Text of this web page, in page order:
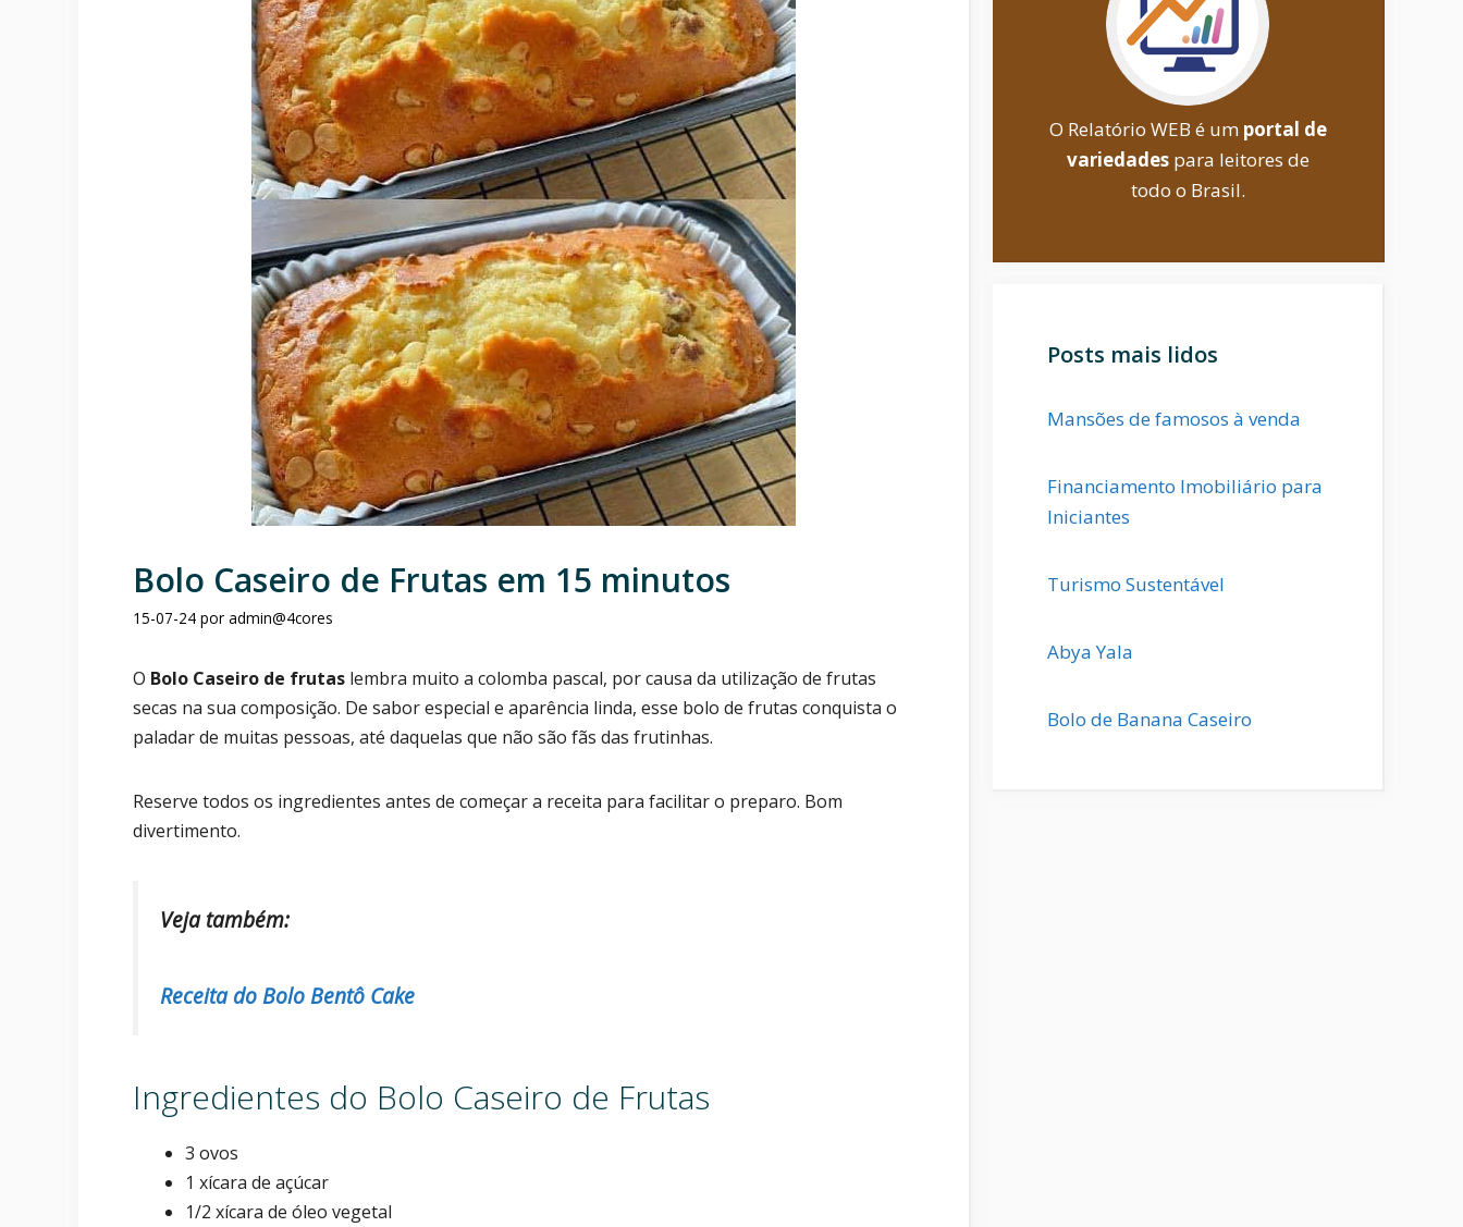
Bolo Caseiro de Frutas em 15 minutos
15-07-24 por admin@4cores
O Bolo Caseiro de frutas lembra muito a colomba pascal, por causa da utilização de frutas
secas na sua composição. De sabor especial e aparência linda, esse bolo de frutas conquista o
paladar de muitas pessoas, até daquelas que não são fãs das frutinhas.
Reserve todos os ingredientes antes de começar a receita para facilitar o preparo. Bom
divertimento.
Veja também:
Receita do Bolo Bentô Cake
Ingredientes do Bolo Caseiro de Frutas
3 ovos
1 xícara de açúcar
1/2 xícara de óleo vegetal
O Relatório WEB é um portal de
variedadespara leitores de
todo o Brasil.
Posts mais lidos
Mansões de famosos à venda
Financiamento Imobiliário para
Iniciantes
Turismo Sustentável
Abya Yala
Bolo de Banana Caseiro